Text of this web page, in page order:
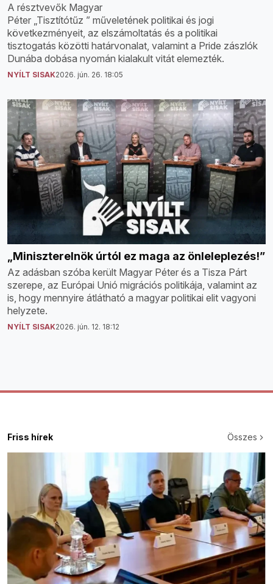
A résztvevők Magyar
Péter „Tisztítótűz ” műveletének politikai és jogi
következményeit, az elszámoltatás és a politikai
tisztogatás közötti határvonalat, valamint a Pride zászlók
Dunába dobása nyomán kialakult vitát elemezték.
NYÍLT SISAK2026. jún. 26. 18:05
„Miniszterelnök úrtól ez maga az önleleplezés!”
Az adásban szóba került Magyar Péter és a Tisza Párt
szerepe, az Európai Unió migrációs politikája, valamint az
is, hogy mennyire átlátható a magyar politikai elit vagyoni
helyzete.
NYÍLT SISAK2026. jún. 12. 18:12
Friss hírek Összes